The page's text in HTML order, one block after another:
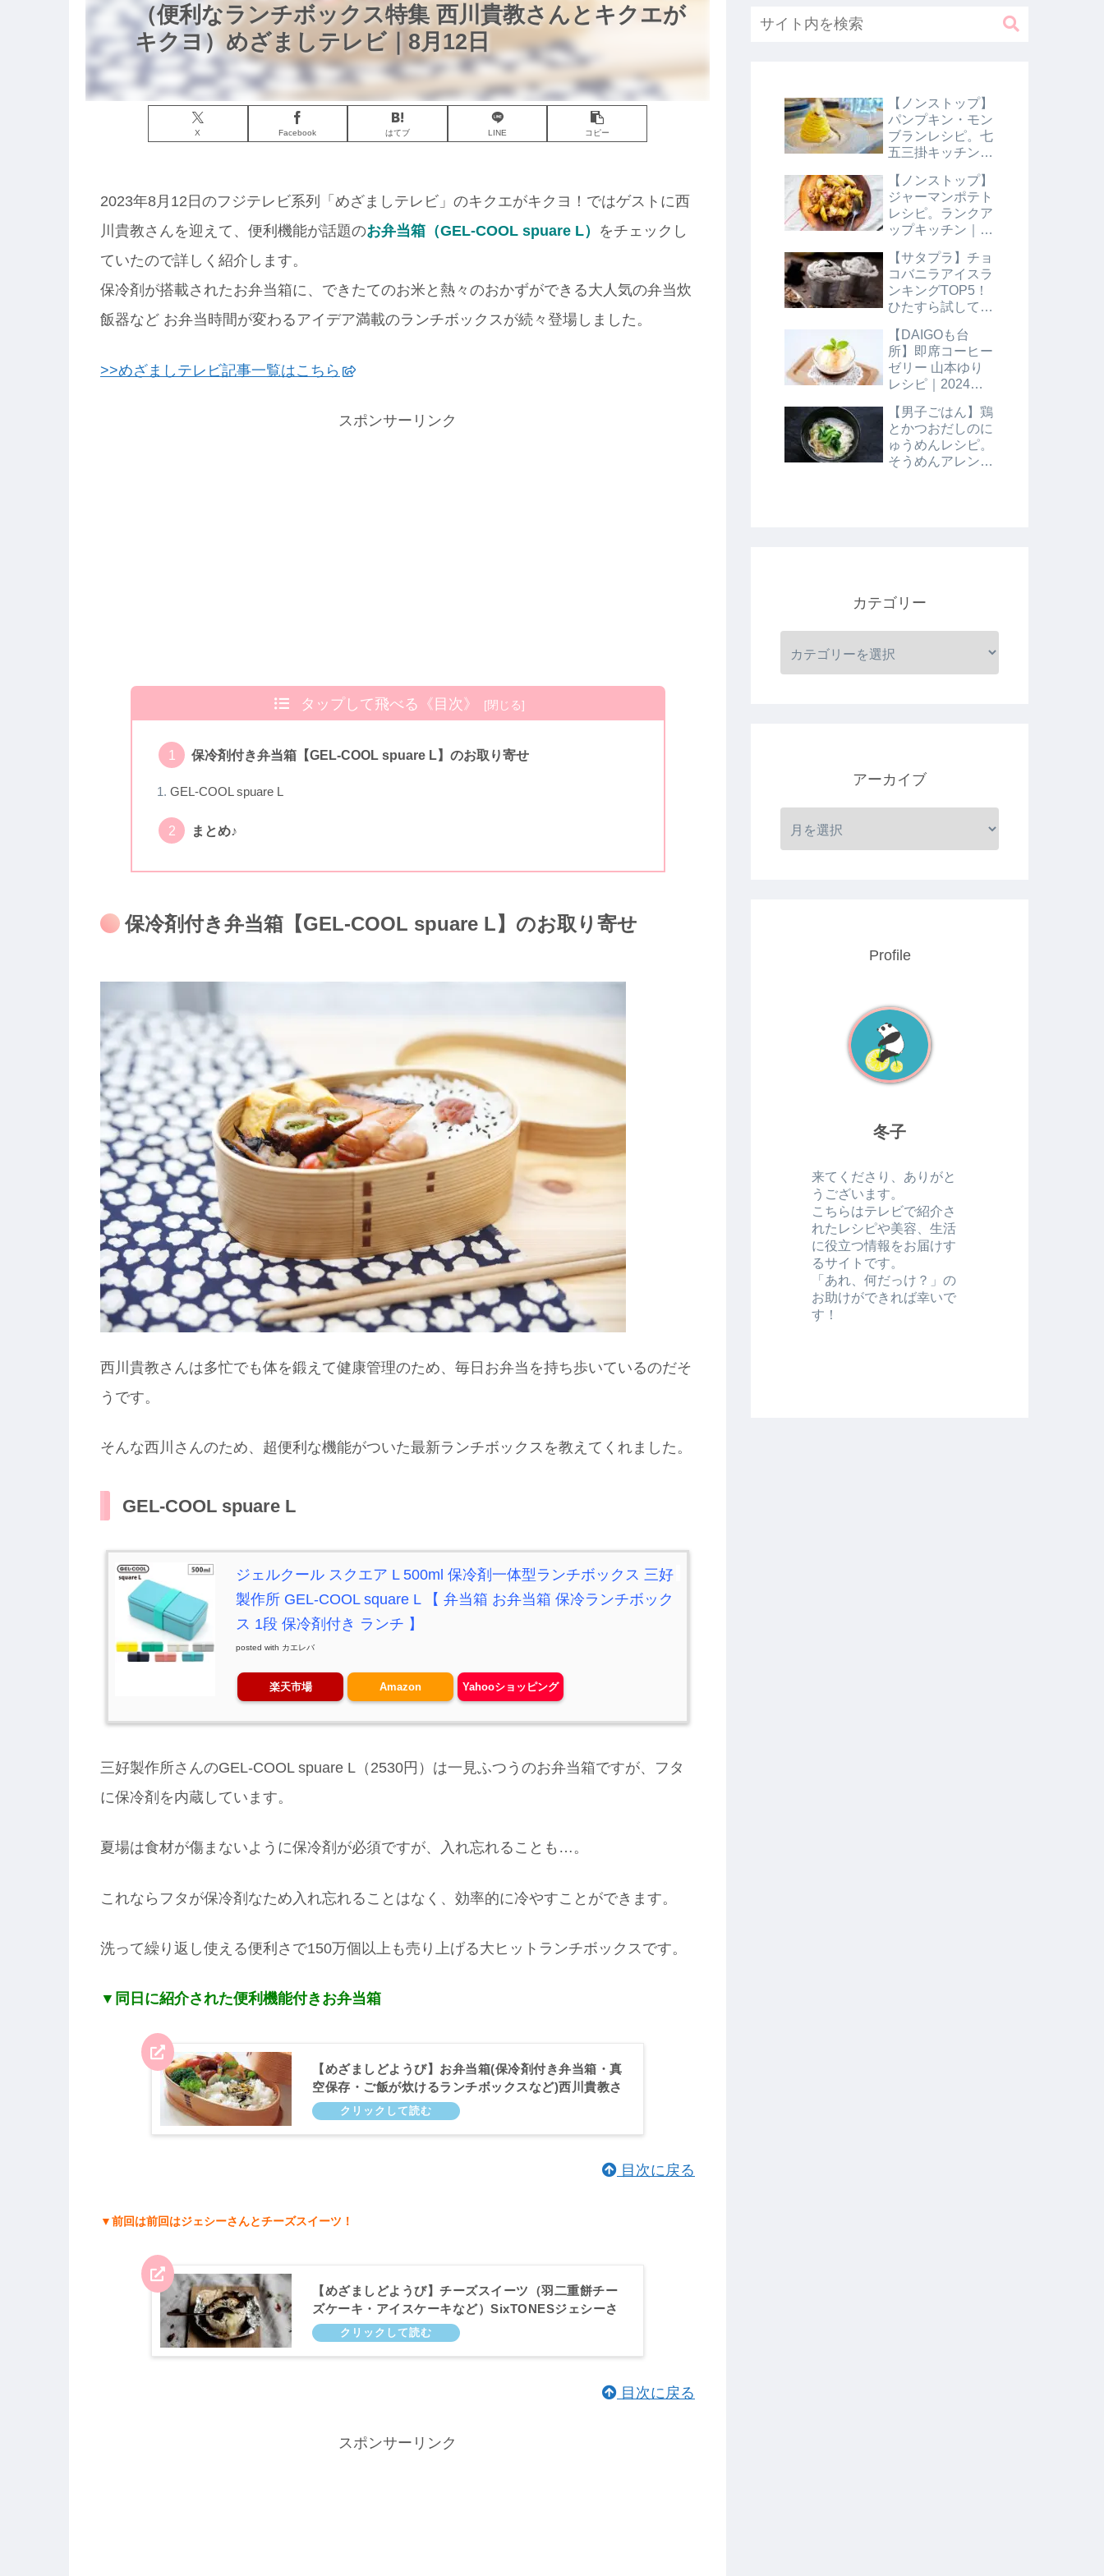
（便利なランチボックス特集 西川貴教さんとキクエが
キクヨ）めざましテレビ｜8月12日
X Facebook はてブ LINE コピー
2023年8月12日のフジテレビ系列「めざましテレビ」のキクエがキクヨ！ではゲストに西
川貴教さんを迎えて、便利機能が話題のお弁当箱（GEL-COOL spuare L） をチェックし
ていたので詳しく紹介します。
保冷剤が搭載されたお弁当箱に、できたてのお米と熱々のおかずができる大人気の弁当炊
飯器など お弁当時間が変わるアイデア満載のランチボックスが続々登場しました。
>>めざましテレビ記事一覧はこちら
スポンサーリンク
タップして飛べる《目次》
保冷剤付き弁当箱【GEL-COOL spuare L】のお取り寄せ
GEL-COOL spuare L
まとめ♪
保冷剤付き弁当箱【GEL-COOL spuare L】のお取り寄せ
西川貴教さんは多忙でも体を鍛えて健康管理のため、毎日お弁当を持ち歩いているのだそ
うです。
そんな西川さんのため、超便利な機能がついた最新ランチボックスを教えてくれました。
GEL-COOL spuare L
ジェルクール スクエア L 500ml 保冷剤一体型ランチボックス 三好
製作所 GEL-COOL square L 【 弁当箱 お弁当箱 保冷ランチボック
ス 1段 保冷剤付き ランチ 】
posted with カエレバ
楽天市場 Amazon Yahooショッピング
三好製作所さんのGEL-COOL spuare L（2530円）は一見ふつうのお弁当箱ですが、フタ
に保冷剤を内蔵しています。
夏場は食材が傷まないように保冷剤が必須ですが、入れ忘れることも…。
これならフタが保冷剤なため入れ忘れることはなく、効率的に冷やすことができます。
洗って繰り返し使える便利さで150万個以上も売り上げる大ヒットランチボックスです。
▼同日に紹介された便利機能付きお弁当箱
【めざましどようび】お弁当箱(保冷剤付き弁当箱・真
空保存・ご飯が炊けるランチボックスなど)西川貴教さ
んとキクエがキクヨ。めざましテレビ｜8月12日
目次に戻る
▼前回は前回はジェシーさんとチーズスイーツ！
【めざましどようび】チーズスイーツ（羽二重餅チー
ズケーキ・アイスケーキなど）SixTONESジェシーさ
んとキクエがキクヨ。めざましテレビ｜7月22日
目次に戻る
スポンサーリンク
【ノンストップ】
パンプキン・モン
ブランレシピ。七
五三掛キッチン｜
【ノンストップ】
ジャーマンポテト
レシピ。ランクア
ップキッチン｜10
【サタプラ】チョ
コバニラアイスラ
ンキングTOP5！
ひたすら試してラ
日【サタデープラ
ス】
【DAIGOも台
所】即席コーヒー
ゼリー 山本ゆり
レシピ｜2024年8
【男子ごはん】鶏
とかつおだしのに
ゅうめんレシピ。
そうめんアレンジ
カテゴリー
アーカイブ
Profile
冬子
来てくださり、ありがと
うございます。
こちらはテレビで紹介さ
れたレシピや美容、生活
に役立つ情報をお届けす
るサイトです。
「あれ、何だっけ？」の
お助けができれば幸いで
す！